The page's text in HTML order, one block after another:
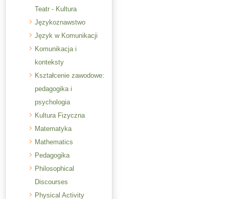
Teatr - Kultura
Językoznawstwo
Język w Komunikacji
Komunikacja i
konteksty
Kształcenie zawodowe:
pedagogika i
psychologia
Kultura Fizyczna
Matematyka
Mathematics
Pedagogika
Philosophical
Discourses
Physical Activity